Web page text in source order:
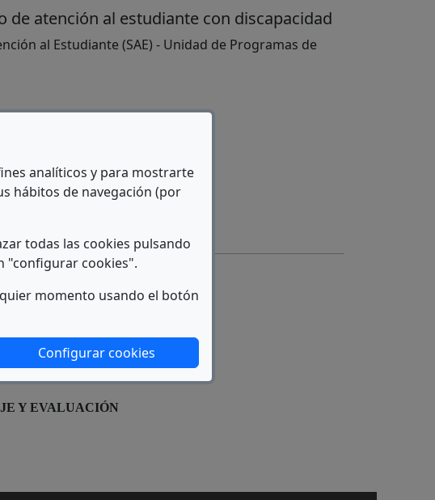
analíticos y para mostrarte
hábitos de navegación (por
todas las cookies pulsando
"configurar cookies".
momento usando el botón
Configurar cookies
de atención al estudiante con discapacidad
al Estudiante (SAE) - Unidad de Programas de
la Unidad: Jordi Molina Aguila
8 08028 Barcelona
>
>(Abre en nueva ventana)
Y EVALUACIÓN